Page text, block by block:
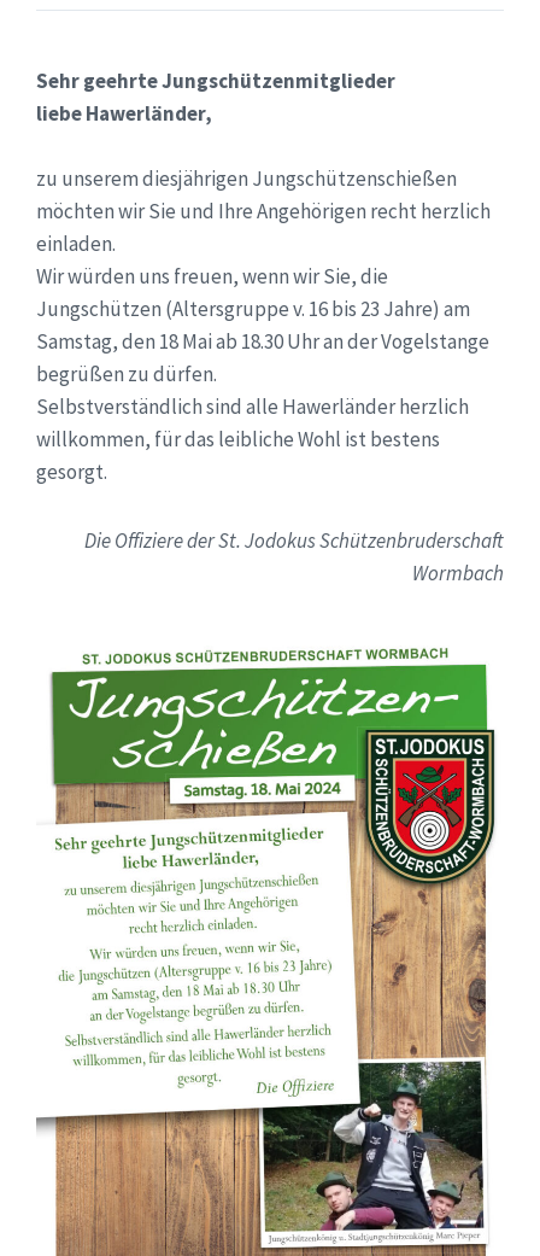
Sehr geehrte Jungschützenmitglieder
liebe Hawerländer,
zu unserem diesjährigen Jungschützenschießen
möchten wir Sie und Ihre Angehörigen recht herzlich
einladen.
Wir würden uns freuen, wenn wir Sie, die
Jungschützen (Altersgruppe v. 16 bis 23 Jahre) am
Samstag, den 18 Mai ab 18.30 Uhr an der Vogelstange
begrüßen zu dürfen.
Selbstverständlich sind alle Hawerländer herzlich
willkommen, für das leibliche Wohl ist bestens
gesorgt.
Die Offiziere der St. Jodokus Schützenbruderschaft
Wormbach